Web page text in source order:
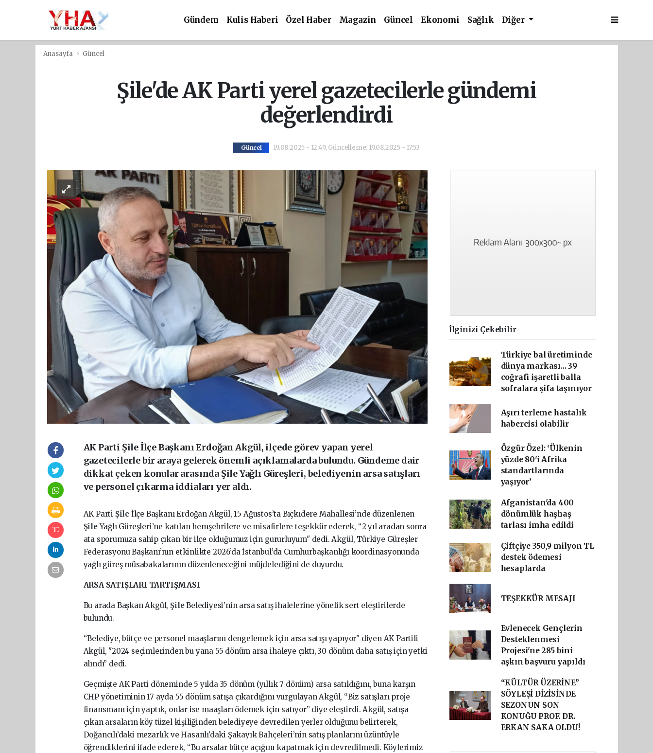
Gündem Kulis Haberi Özel Haber Magazin Güncel Ekonomi Sağlık Diğer
Anasayfa Güncel
Şile'de AK Parti yerel gazetecilerle gündemi
değerlendirdi
Güncel 19.08.2025 - 12:49, Güncelleme: 19.08.2025 - 17:53
AK Parti Şile İlçe Başkanı Erdoğan Akgül, ilçede görev yapan yerel
gazetecilerle bir araya gelerek önemli açıklamalarda bulundu. Gündeme dair
dikkat çeken konular arasında Şile Yağlı Güreşleri, belediyenin arsa satışları
ve personel çıkarma iddiaları yer aldı.
AK Parti Şile İlçe Başkanı Erdoğan Akgül, 15 Ağustos’ta Bıçkıdere Mahallesi’nde düzenlenen
ŞileYağlı Güreşleri’ne katılan hemşehrilere ve misafirlere teşekkür ederek, “2 yıl aradan sonra
ata sporumuza sahip çıkan bir ilçe olduğumuz için gururluyum" dedi. Akgül, Türkiye Güreşler
Federasyonu Başkanı’nın etkinlikte 2026’da İstanbul’da Cumhurbaşkanlığı koordinasyonunda
yağlı güreş müsabakalarının düzenleneceğini müjdelediğini de duyurdu.
ARSA SATIŞLARI TARTIŞMASI
Bu arada Başkan Akgül, ŞileBelediyesi’nin arsa satış ihalelerine yönelik sert eleştirilerde
bulundu.
“Belediye, bütçe ve personel maaşlarını dengelemek için arsa satışı yapıyor" diyen AK Partili
Akgül, "2024 seçimlerinden bu yana 55 dönüm arsa ihaleye çıktı, 30 dönüm daha satış için yetki
alındı” dedi.
Geçmişte AK Parti döneminde 5 yılda 35 dönüm (yıllık 7 dönüm) arsa satıldığını, buna karşın
CHP yönetiminin 17 ayda 55 dönüm satışa çıkardığını vurgulayan Akgül, “Biz satışları proje
finansmanı için yaptık, onlar ise maaşları ödemek için satıyor” diye eleştirdi. Akgül, satışa
çıkan arsaların köy tüzel kişiliğinden belediyeye devredilen yerler olduğunu belirterek,
Doğancılı’daki mezarlık ve Hasanlı’daki Şakayık Bahçeleri’nin satış planlarını üzüntüyle
öğrendiklerini ifade ederek, “Bu arsalar bütçe açığını kapatmak için devredilmedi. Köylerimiz
İlginizi Çekebilir
Türkiye bal üretiminde
dünya markası... 39
coğrafi işaretli balla
sofralara şifa taşınıyor
Aşırı terleme hastalık
habercisi olabilir
Özgür Özel: ‘Ülkenin
yüzde 80'i Afrika
standartlarında
yaşıyor’
Afganistan'da 400
dönümlük haşhaş
tarlası imha edildi
Çiftçiye 350,9 milyon TL
destek ödemesi
hesaplarda
TEŞEKKÜR MESAJI
Evlenecek Gençlerin
Desteklenmesi
Projesi'ne 285 bini
aşkın başvuru yapıldı
“KÜLTÜR ÜZERİNE”
SÖYLEŞİ DİZİSİNDE
SEZONUN SON
KONUĞU PROF. DR.
ERKAN SAKA OLDU!